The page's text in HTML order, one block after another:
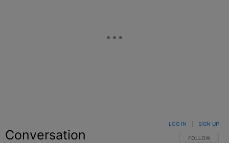
Conversation FOLLOW THIS
FOLLOW
LOG IN SIGN UP